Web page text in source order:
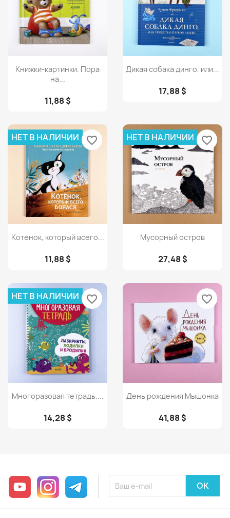
 Просмотр
Книжки-картинки. Пора
на...
11,88 $
Просмотр
Дикая собака динго, или...
17,88 $
 Просмотр
Котенок, который всего...
11,88 $
НЕТ В НАЛИЧИИ favorite_border
Просмотр
Мусорный остров
27,48 $
НЕТ В НАЛИЧИИ favorite_border
Просмотр
Многоразовая тетрадь....
14,28 $
НЕТ В НАЛИЧИИ favorite_border
Просмотр
День рождения Мышонка
41,88 $
favorite_border
YouTube InstagramTelegram